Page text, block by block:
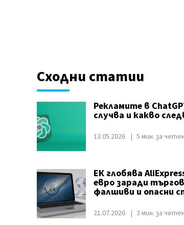
Сходни статии
Рекламите в
случва и какво
13.05.2026 5 мин. за
ЕК глобява
евро заради
фалшиви и опасни
21.07.2026 3 мин. за